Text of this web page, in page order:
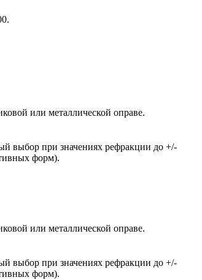
или металлической оправе.
выбор при значениях рефракции до +/-
форм).
или металлической оправе.
выбор при значениях рефракции до +/-
форм).